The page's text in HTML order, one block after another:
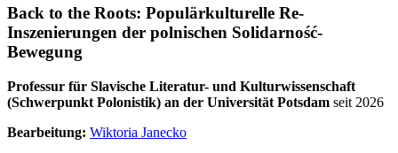
Back to the Roots: Populärkulturelle Re-
Inszenierungen der polnischen Solidarność-
Bewegung
Professur für Slavische Literatur- und Kulturwissenschaft
(Schwerpunkt Polonistik) an der Universität Potsdam seit 2026
Bearbeitung: Wiktoria Janecko